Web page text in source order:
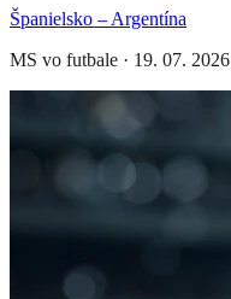
Španielsko – Argentína
MS vo futbale · 19. 07. 2026